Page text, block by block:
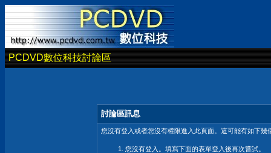
PCDVD數位科技討論區
討論區訊息
您沒有登入或者您沒有權限進入此頁面。這可能有如下幾
您沒有登入。填寫下面的表單登入後再次嘗試。